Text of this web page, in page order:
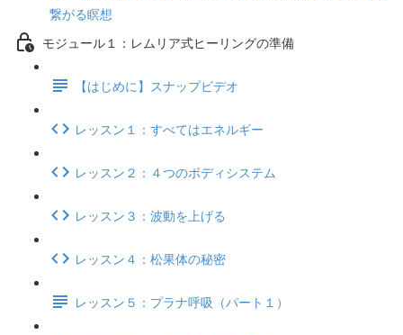
繋がる瞑想
モジュール１：レムリア式ヒーリングの準備
【はじめに】スナップビデオ
レッスン１：すべてはエネルギー
レッスン２：４つのボディシステム
レッスン３：波動を上げる
レッスン４：松果体の秘密
レッスン５：プラナ呼吸（パート１）